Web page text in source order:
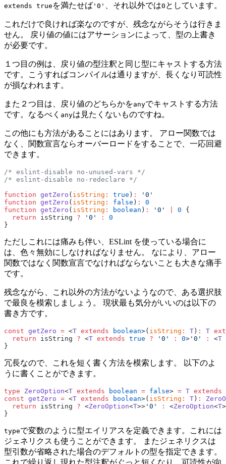
extends true を満たせば '0' 、それ以外では0 としています。
これだけで良ければ楽なのですが、残念ながらそうは行きま
せん。 戻り値の値にはアサーションによって、型の上書き
が必要です。
１つ目の例は、戻り値の型注釈と同じ型にキャストする方法
です。こうすればコンパイルは通りますが、長くなり可読性
が損なわれます。
また２つ目は、戻り値のどちらかをanyでキャストする方法
です。なるべく anyは見たくないものですね。
この他にも方法があることにはあります。 アロー関数では
なく、関数宣言ならオーバーロードをすることで、一応回避
できます。
/* eslint-disable no-unused-vars */
/* eslint-disable no-redeclare */
function getZero ( isString : true ) :
'0'
function getZero ( isString : false ) :
0
function getZero ( isString : boolean ) : '0' 0 {
  return
isString ? '0' :
0
}
ただしこれには痛みも伴い、ESLint を使っている場合に
は、色々無効にしなければなりません。 なにより、アロー
関数ではなく関数宣言でなければならないことも大きな痛手
です。
残念ながら、これ以外の方法がないようなので、ある選択肢
で最良を模索しましょう。 現状最も気分がいいのは以下の
書き方です。
const getZero = <T extends boolean>( isString : T ) : T
  return
isString ? <T extends true ? '0' : 0> '0' : <T
}
冗長なので、これを短く書く方法を模索します。 以下のよ
うに書くことができます。
type ZeroOption<T extends boolean = false> = T extends
const getZero = <T extends boolean>( isString : T ) :
  return
isString ? <ZeroOption<T>> '0' : <ZeroOption<T
}
typeで変数のように型エイリアスを定義できます。これには
ジェネリクスも使うことができます。 またジェネリクスは
型引数が省略された場合のデフォルトの型を指定できます。